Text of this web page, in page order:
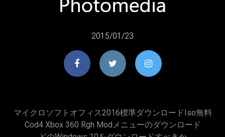
2015/01/23
マイクロソフトオフィス2016標準ダウンロードiso無料
Cod4 Xbox 360 Rgh Modメニューのダウンロード